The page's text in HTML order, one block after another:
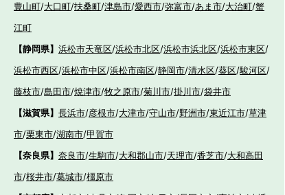
豊山町/大口町/扶桑町/津島市/愛西市/弥富市/あま市/大治町/蟹
江町
【静岡県】 浜松市天竜区/浜松市北区/浜松市浜北区/浜松市東区/
浜松市西区/浜松市中区/浜松市南区/静岡市/清水区/葵区/駿河区/
藤枝市/島田市/焼津市/牧之原市/菊川市/掛川市/袋井市
【滋賀県】 長浜市/彦根市/大津市/守山市/野洲市/東近江市/草津
市/栗東市/湖南市/甲賀市
【奈良県】 奈良市/生駒市/大和郡山市/天理市/香芝市/大和高田
市/桜井市/葛城市/橿原市